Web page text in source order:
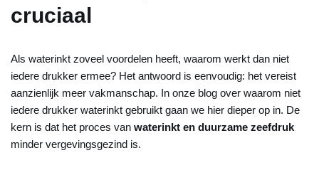
cruciaal
Als waterinkt zoveel voordelen heeft, waarom werkt dan niet
iedere drukker ermee? Het antwoord is eenvoudig: het vereist
aanzienlijk meer vakmanschap. In onze blog over waarom niet
iedere drukker waterinkt gebruikt gaan we hier dieper op in. De
kern is dat het proces van waterinkt en duurzame zeefdruk
minder vergevingsgezind is.